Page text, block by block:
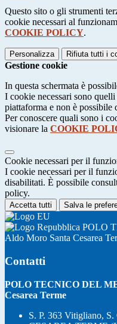
Questo sito o gli strumenti
cookie necessari al
COOKIE POLICY.
Personalizza Rifiuta tutti i
Gestione cookie
In questa schermata è
I cookie necessari sono
piattaforma e non è possibile
Per conoscere quali sono i
visionare la COOKIE
Cookie necessari per il
I cookie necessari per il
disabilitati. È possibile
policy.
Accetta tutti Salva le
POLO
Aldo Moro Santa Cesarea
Contatti
POLO TECNICO DEL
Cesarea Terme
S. P. 363 Vitigliano,